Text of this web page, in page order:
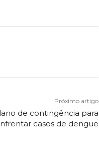
Próximo artigo
de contingência para
casos de dengue